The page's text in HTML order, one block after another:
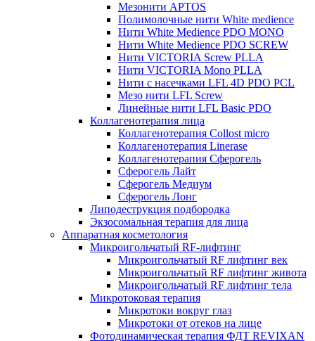
Мезонити APTOS
Полимолочные нити White medience
Нити White Medience PDO MONO
Нити White Medience PDO SCREW
Нити VICTORIA Screw PLLA
Нити VICTORIA Mono PLLA
Нити с насечками LFL 4D PDO PCL
Мезо нити LFL Screw
Линейные нити LFL Basic PDO
Коллагенотерапия лица
Коллагенотерапия Collost micro
Коллагенотерапия Linerase
Коллагенотерапия Сферогель
Сферогель Лайт
Сферогель Медиум
Сферогель Лонг
Липодеструкция подбородка
Экзосомальная терапия для лица
Аппаратная косметология
Микроигольчатый RF-лифтинг
Микроигольчатый RF лифтинг век
Микроигольчатый RF лифтинг живота
Микроигольчатый RF лифтинг тела
Микротоковая терапия
Микротоки вокруг глаз
Микротоки от отеков на лице
Фотодинамическая терапия ФДТ REVIXAN